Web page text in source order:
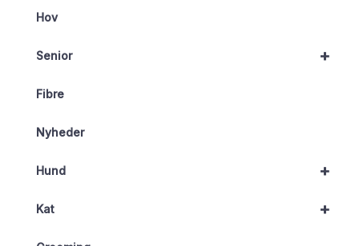
Hov
+
Senior
Fibre
Nyheder
+
Hund
+
Kat